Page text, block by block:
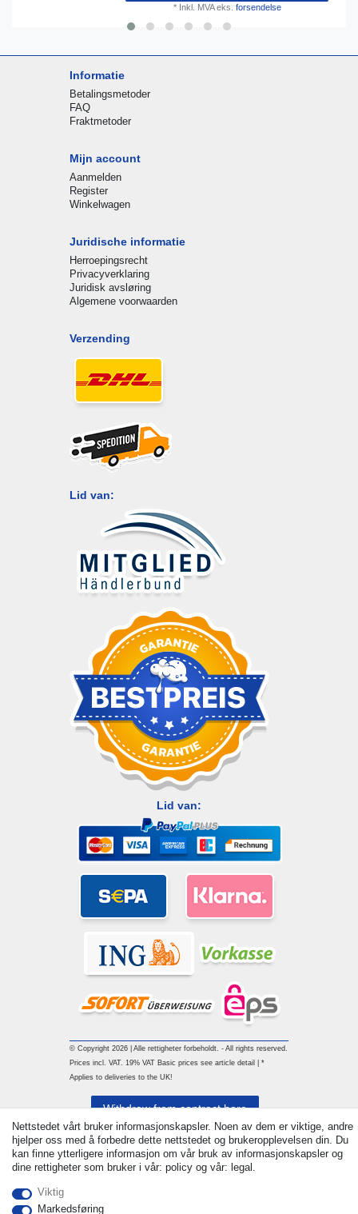
* Inkl. MVAeks. forsendelse
Informatie
Betalingsmetoder
FAQ
Fraktmetoder
Mijn account
Aanmelden
Register
Winkelwagen
Juridische informatie
Herroepingsrecht
Privacyverklaring
Juridisk avsløring
Algemene voorwaarden
Verzending
Lid van:
Lid van:
© Copyright 2026 | Alle rettigheter forbeholdt. - All rights reserved.
Prices incl. VAT. 19% VAT Basic prices see article detail | *
Applies to deliveries to the UK!
Nettstedet vårt bruker informasjonskapsler. Noen av dem er viktige, andre
hjelper oss med å forbedre dette nettstedet og brukeropplevelsen din. Du
kan finne ytterligere informasjon om vår bruk av informasjonskapsler og
dine rettigheter som bruker i vår: policy og vår: legal.
Viktig
Markedsføring
Withdraw from contract here
Ta kontakt med